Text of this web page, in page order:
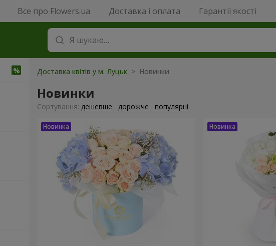
Все про Flowers.ua Доставка і оплата Гарантії якості
Доставка квітів у м. Луцьк > Новинки
Новинки
Сортування: дешевше дорожче популярні